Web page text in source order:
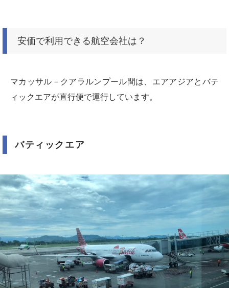
安価で利用できる航空会社は？
マカッサル－クアラルンプール間は、エアアジアとバテ
ィックエアが直行便で運行しています。
バティックエア